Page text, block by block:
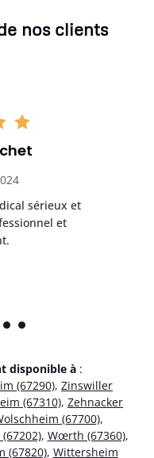
nos clients
sérieux et
et
disponible à :
(67290), Zinswiller
(67310), Zehnacker
(67700),
, Wœrth (67360),
(67820), Wittersheim